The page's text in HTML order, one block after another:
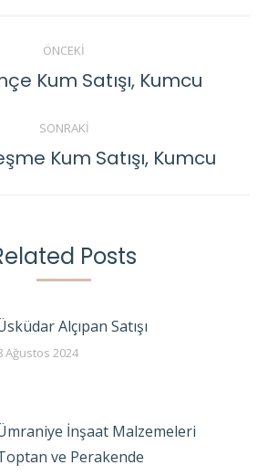
ÖNCEKI
Previous
Kum Satışı, Kumcu
SONRAKI
Next
Kum Satışı, Kumcu
Posts
Alçıpan Satışı
Ağustos 2024
İnşaat Malzemeleri
ve Perakende